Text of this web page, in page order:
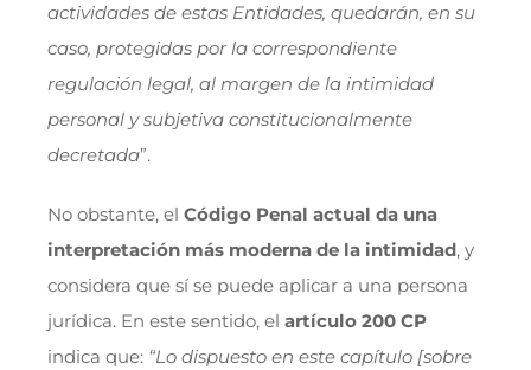
actividades de estas Entidades, quedarán, en su
caso, protegidas por la correspondiente
regulación legal, al margen de la intimidad
personal y subjetiva constitucionalmente
decretada”.
No obstante, el Código Penal actual da una
interpretación más moderna de la intimidad, y
considera que sí se puede aplicar a una persona
jurídica. En este sentido, el artículo 200 CP
indica que: “Lo dispuesto en este capítulo [sobre